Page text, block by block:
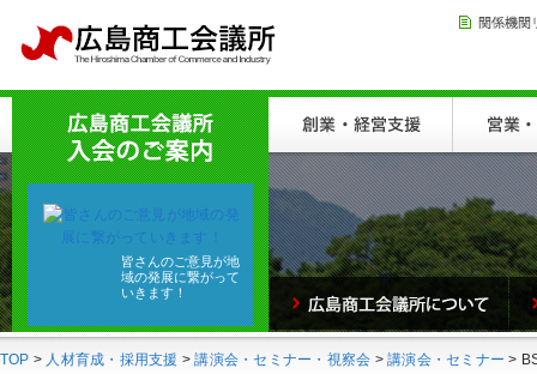
皆さんのご意見が地
域の発展に繋がって
いきます！
TOP > 人材育成・採用支援 >講演会・セミナー・視察会 >講演会・セミナー >